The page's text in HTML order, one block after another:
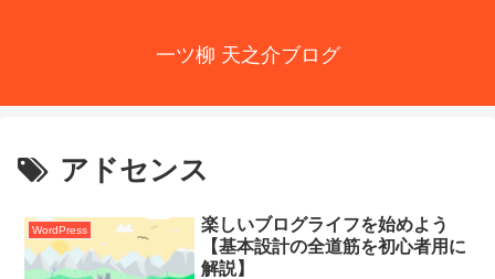
一ツ柳 天之介ブログ
アドセンス
WordPress
楽しいブログライフを始めよう
【基本設計の全道筋を初心者用に
解説】